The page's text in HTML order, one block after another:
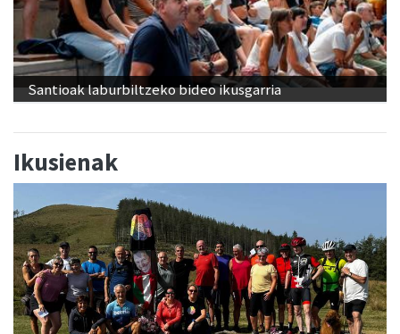
Santioak laburbiltzeko bideo ikusgarria
Ikusienak